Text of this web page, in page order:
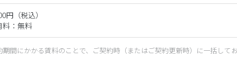
円（税込）
料：無料
間にかかる賃料のことで、ご契約時（またはご契約更新時）に一括して